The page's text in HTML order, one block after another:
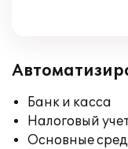
Банк и касса
Налоговый
Основные